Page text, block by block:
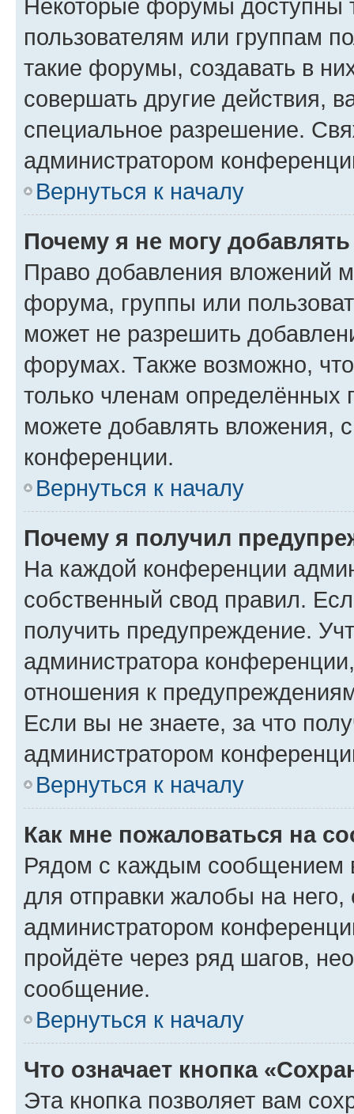
Некоторые форумы доступны
пользователям или группам
такие форумы, создавать в
совершать другие действия,
специальное разрешение.
администратором
Вернуться к началу
Почему я не могу
Право добавления вложений
форума, группы или
может не разрешить
форумах. Также возможно,
только членам определённых
можете добавлять вложения,
конференции.
Вернуться к началу
Почему я получил
На каждой конференции
собственный свод правил.
получить предупреждение.
администратора
отношения к
Если вы не знаете, за что
администратором
Вернуться к началу
Как мне пожаловаться на
Рядом с каждым сообщением
для отправки жалобы на
администратором
пройдёте через ряд шагов,
сообщение.
Вернуться к началу
Что означает кнопка
Эта кнопка позволяет вам